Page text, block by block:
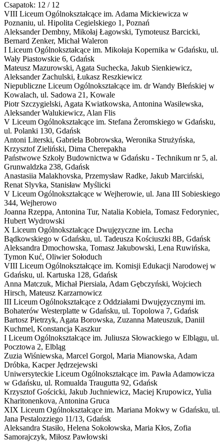
Csapatok: 12 / 12
VIII Liceum Ogólnokształcące im. Adama Mickiewicza w
Poznaniu, ul. Hipolita Cegielskiego 1, Poznań
Aleksander Dembny, Mikołaj Łagowski, Tymoteusz Barcicki,
Bernard Zenker, Michał Waleron
I Liceum Ogólnokształcące im. Mikołaja Kopernika w Gdańsku, ul.
Wały Piastowskie 6, Gdańsk
Mateusz Mazurowski, Agata Suchecka, Jakub Sienkiewicz,
Aleksander Zachulski, Łukasz Reszkiewicz
Niepubliczne Liceum Ogólnokształcące im. dr Wandy Błeńskiej w
Kowalach, ul. Sadowa 21, Kowale
Piotr Szczygielski, Agata Kwiatkowska, Antonina Wasilewska,
Aleksander Walukiewicz, Alan Flis
V Liceum Ogólnokształcące im. Stefana Żeromskiego w Gdańsku,
ul. Polanki 130, Gdańsk
Antoni Literski, Gabriela Bobrowska, Weronika Strużyńska,
Krzysztof Zieliński, Dima Cherepakha
Państwowe Szkoły Budownictwa w Gdańsku - Technikum nr 5, al.
Grunwaldzka 238, Gdańsk
Anastasiia Malakhovska, Przemysław Radke, Jakub Marciński,
Renat Slyvka, Stanisław Myślicki
V Liceum Ogólnokształcące w Wejherowie, ul. Jana III Sobieskiego
344, Wejherowo
Joanna Rzeppa, Antonina Tur, Natalia Kobiela, Tomasz Fedoryniec,
Hubert Wydrowski
X Liceum Ogólnokształcące Dwujęzyczne im. Lecha
Bądkowskiego w Gdańsku, ul. Tadeusza Kościuszki 8B, Gdańsk
Aleksandra Dmochowska, Tomasz Jakubowski, Lena Ruwińska,
Tymon Kuć, Oliwier Sołoduch
VIII Liceum Ogólnokształcące im. Komisji Edukacji Narodowej w
Gdańsku, ul. Kartuska 128, Gdańsk
Anna Matczuk, Michał Piersiala, Adam Gębczyński, Wojciech
Hirsch, Mateusz Karzarnowicz
III Liceum Ogólnokształcące z Oddziałami Dwujęzycznymi im.
Bohaterów Westerplatte w Gdańsku, ul. Topolowa 7, Gdańsk
Bartosz Pietrzyk, Agata Borowska, Zuzanna Mateuszuk, Daniil
Kuchmel, Konstancja Kaszkur
I Liceum Ogólnokształcące im. Juliusza Słowackiego w Elblągu, ul.
Pocztowa 2, Elbląg
Zuzia Wiśniewska, Marcel Gorgol, Maria Mianowska, Adam
Dróbka, Kacper Jędrzejewski
Uniwersyteckie Liceum Ogólnokształcące im. Pawła Adamowicza
w Gdańsku, ul. Romualda Traugutta 92, Gdańsk
Krzysztof Gościcki, Jakub Juchniewicz, Maciej Krupowicz, Yulia
Kharitonenkova, Antonina Gruca
XIX Liceum Ogólnokształcące im. Mariana Mokwy w Gdańsku, ul.
Jana Pestalozziego 11/13, Gdańsk
Aleksandra Stasiło, Helena Sokołowska, Maria Kłos, Zofia
Samorajczyk, Miłosz Pawłowski